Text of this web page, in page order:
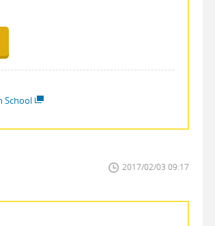
School
2017/02/03 09:17